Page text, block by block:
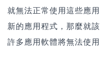
就無法正常使用這些應
新的應用程式，那麼就
許多應用軟體將無法使用